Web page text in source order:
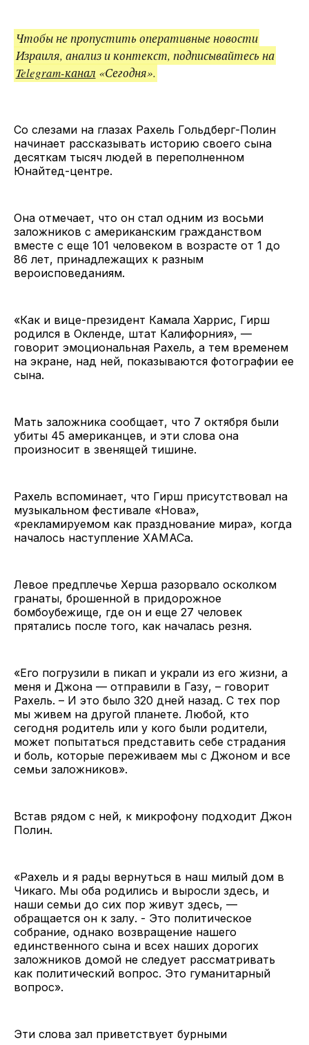
Чтобы не пропустить оперативные новости
Израиля, анализ и контекст, подписывайтесь на
Telegram-канал «Сегодня».
Со слезами на глазах Рахель Гольдберг-Полин
начинает рассказывать историю своего сына
десяткам тысяч людей в переполненном
Юнайтед-центре.
Она отмечает, что он стал одним из восьми
заложников с американским гражданством
вместе с еще 101 человеком в возрасте от 1 до
86 лет, принадлежащих к разным
вероисповеданиям.
«Как и вице-президент Камала Харрис, Гирш
родился в Окленде, штат Калифорния», —
говорит эмоциональная Рахель, а тем временем
на экране, над ней, показываются фотографии ее
сына.
Мать заложника сообщает, что 7 октября были
убиты 45 американцев, и эти слова она
произносит в звенящей тишине.
Рахель вспоминает, что Гирш присутствовал на
музыкальном фестивале «Нова»,
«рекламируемом как празднование мира», когда
началось наступление ХАМАСа.
Левое предплечье Херша разорвало осколком
гранаты, брошенной в придорожное
бомбоубежище, где он и еще 27 человек
прятались после того, как началась резня.
«Его погрузили в пикап и украли из его жизни, а
меня и Джона — отправили в Газу, – говорит
Рахель. – И это было 320 дней назад. С тех пор
мы живем на другой планете. Любой, кто
сегодня родитель или у кого были родители,
может попытаться представить себе страдания
и боль, которые переживаем мы с Джоном и все
семьи заложников».
Встав рядом с ней, к микрофону подходит Джон
Полин.
«Рахель и я рады вернуться в наш милый дом в
Чикаго. Мы оба родились и выросли здесь, и
наши семьи до сих пор живут здесь, —
обращается он к залу. - Это политическое
собрание, однако возвращение нашего
единственного сына и всех наших дорогих
заложников домой не следует рассматривать
как политический вопрос. Это гуманитарный
вопрос».
Эти слова зал приветствует бурными